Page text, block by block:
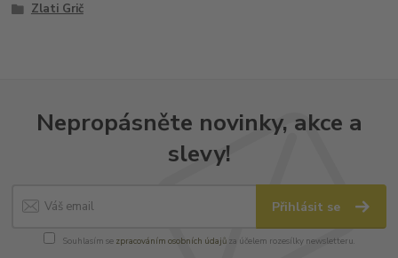
Zlati Grič
Nepropásněte novinky, akce a
slevy!
Přihlásit se
Souhlasím se zpracováním osobních údajůza účelem rozesílky newsletteru.